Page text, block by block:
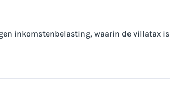
inkomstenbelasting, waarin de villatax is